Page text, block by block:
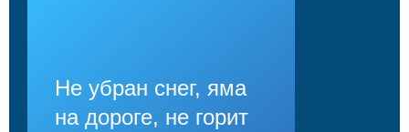
Не убран снег, яма
на дороге, не горит